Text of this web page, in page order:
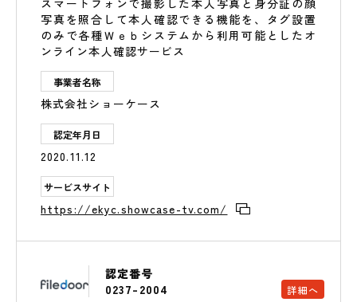
スマートフォンで撮影した本人写真と身分証の顔
写真を照合して本人確認できる機能を、タグ設置
のみで各種Ｗｅｂシステムから利用可能としたオ
ンライン本人確認サービス
事業者名称
株式会社ショーケース
認定年月日
2020.11.12
サービスサイト
https://ekyc.showcase-tv.com/
認定番号
0237-2004
詳細へ